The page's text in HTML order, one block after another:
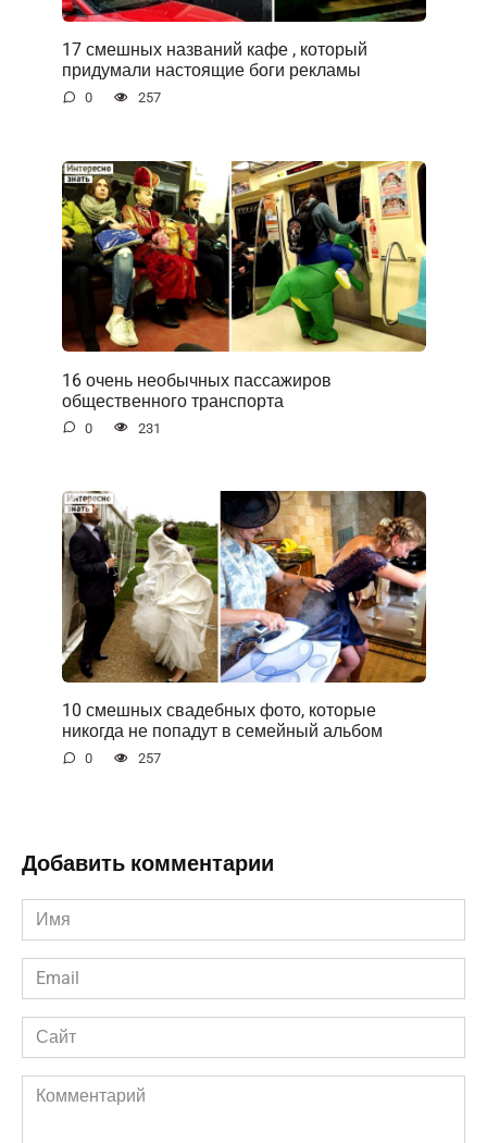
17 смешных названий кафе , который
придумали настоящие боги рекламы
0 257
16 очень необычных пассажиров
общественного транспорта
0 231
10 смешных свадебных фото, которые
никогда не попадут в семейный альбом
0 257
Добавить комментарии
Имя
*
Email
*
Сайт
Комментарий